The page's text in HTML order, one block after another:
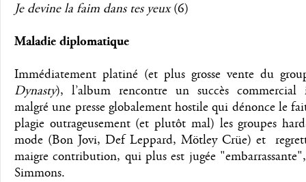
Je devine la faim dans tes yeux(6)
Maladie diplomatique
Immédiatement platiné (et plus grosse vente du
Dynasty), l’album rencontre un succès commercial
malgré une presse globalement hostile qui dénonce le
plagie outrageusement (et plutôt mal) les groupes
mode (Bon Jovi, Def Leppard, Mötley Crüe) et
maigre contribution, qui plus est jugée
Simmons.